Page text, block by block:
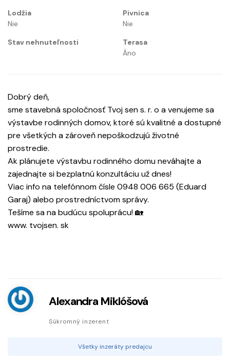
Lodžia
Nie
Pivnica
Nie
Stav nehnuteľnosti
Terasa
Áno
Dobrý deň,
sme stavebná spoločnosť Tvoj sen s. r. o a venujeme sa
výstavbe rodinných domov, ktoré sú kvalitné a dostupné
pre všetkých a zároveň nepoškodzujú životné
prostredie.
Ak plánujete výstavbu rodinného domu neváhajte a
zajednajte si bezplatnú konzultáciu už dnes!
Viac info na telefónnom čísle 0948 006 665 (Eduard
Garaj) alebo prostredníctvom správy.
Tešíme sa na budúcu spoluprácu! 🏡
www. tvojsen. sk
Alexandra Miklóšová
Súkromný inzerent
Všetky inzeráty predajcu